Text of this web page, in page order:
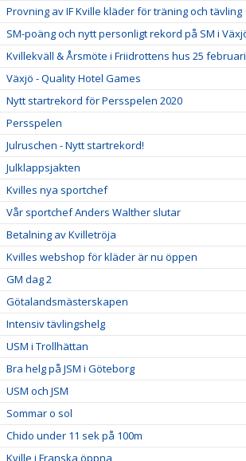
Provning av IF Kville kläder för träning och tävling
SM-poäng och nytt personligt rekord på SM i
Kvillekväll & Årsmöte i Friidrottens hus 25 februari
Växjö - Quality Hotel Games
Nytt startrekord för Persspelen 2020
Persspelen
Julruschen - Nytt startrekord!
Julklappsjakten
Kvilles nya sportchef
Vår sportchef Anders Walther slutar
Betalning av Kvilletröja
Kvilles webshop för kläder är nu öppen
GM dag 2
Götalandsmästerskapen
Intensiv tävlingshelg
USM i Trollhättan
Bra helg på JSM i Göteborg
USM och JSM
Sommar o sol
Chido under 11 sek på 100m
Kville i Franska öppna